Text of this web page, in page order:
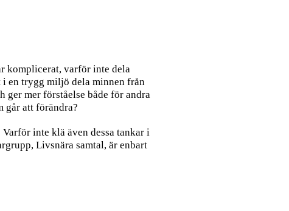
komplicerat, varför inte dela
i en trygg miljö dela minnen från
mer förståelse både för andra
går att förändra?
inte klä även dessa tankar i
Livsnära samtal, är enbart